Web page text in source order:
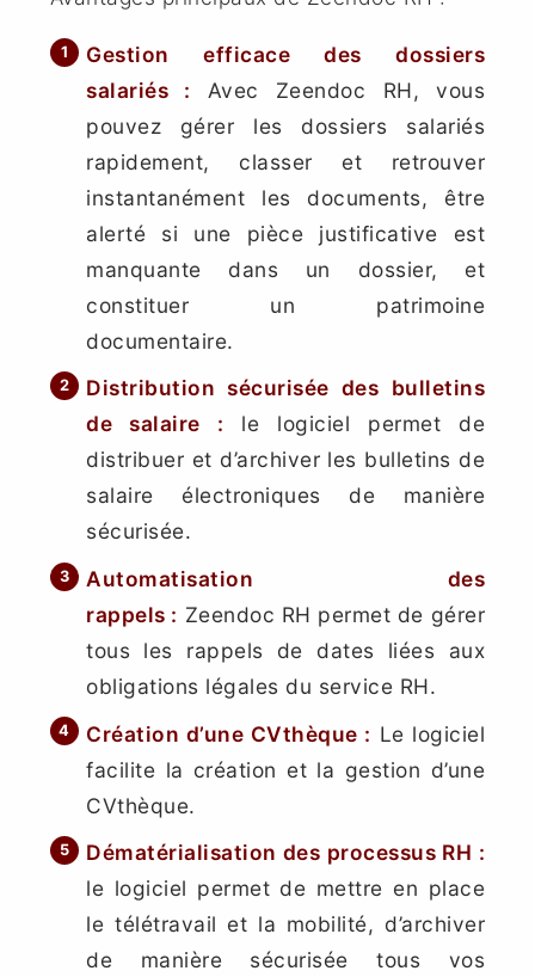
Gestion efficace des dossiers
salariés : Avec Zeendoc RH, vous
pouvez gérer les dossiers salariés
rapidement, classer et retrouver
instantanément les documents, être
alerté si une pièce justificative est
manquante dans un dossier, et
constituer un patrimoine
documentaire.
Distribution sécurisée des bulletins
de salaire : le logiciel permet de
distribuer et d’archiver les bulletins de
salaire électroniques de manière
sécurisée.
Automatisation des
rappels : Zeendoc RH permet de gérer
tous les rappels de dates liées aux
obligations légales du service RH.
Création d’une CVthèque : Le logiciel
facilite la création et la gestion d’une
CVthèque.
Dématérialisation des processus RH :
le logiciel permet de mettre en place
le télétravail et la mobilité, d’archiver
de manière sécurisée tous vos